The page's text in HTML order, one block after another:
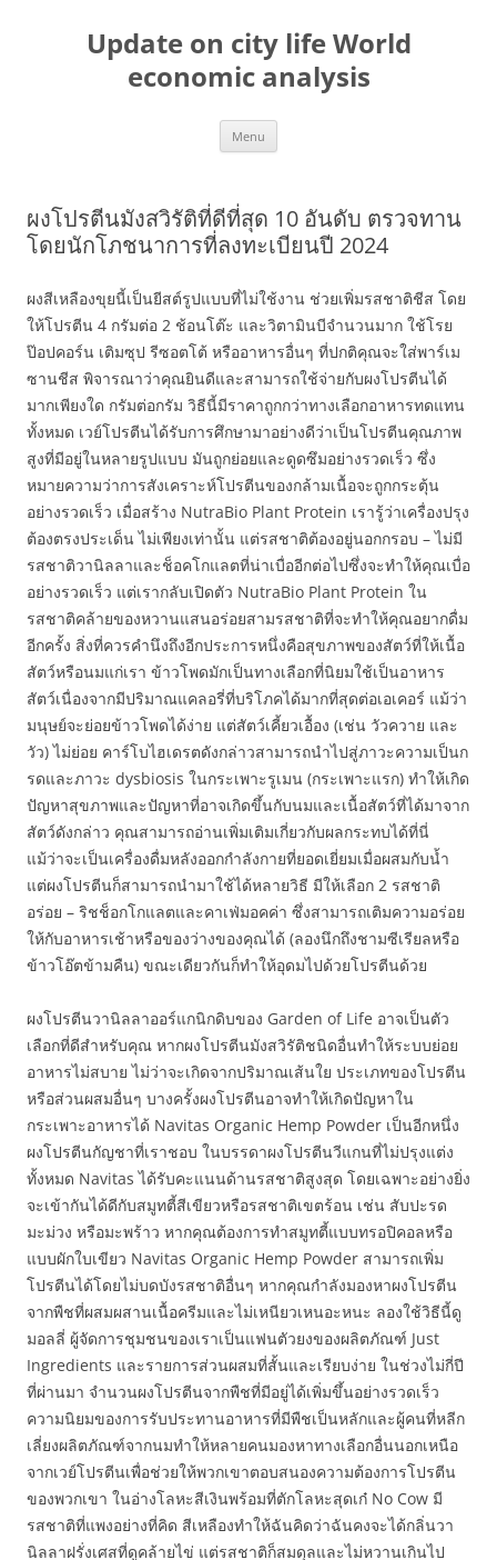
Update on city life World
economic analysis
Menu
ผงโปรตีนมังสวิรัติที่ดีที่สุด 10 อันดับ ตรวจทาน
โดยนักโภชนาการที่ลงทะเบียนปี 2024
ผงสีเหลืองขุยนี้เป็นยีสต์รูปแบบที่ไม่ใช้งาน ช่วยเพิ่มรสชาติชีส โดย
ให้โปรตีน 4 กรัมต่อ 2 ช้อนโต๊ะ และวิตามินบีจำนวนมาก ใช้โรย
ป๊อปคอร์น เติมซุป รีซอตโต้ หรืออาหารอื่นๆ ที่ปกติคุณจะใส่พาร์เม
ซานชีส พิจารณาว่าคุณยินดีและสามารถใช้จ่ายกับผงโปรตีนได้
มากเพียงใด กรัมต่อกรัม วิธีนี้มีราคาถูกกว่าทางเลือกอาหารทดแทน
ทั้งหมด เวย์โปรตีนได้รับการศึกษามาอย่างดีว่าเป็นโปรตีนคุณภาพ
สูงที่มีอยู่ในหลายรูปแบบ มันถูกย่อยและดูดซึมอย่างรวดเร็ว ซึ่ง
หมายความว่าการสังเคราะห์โปรตีนของกล้ามเนื้อจะถูกกระตุ้น
อย่างรวดเร็ว เมื่อสร้าง NutraBio Plant Protein เรารู้ว่าเครื่องปรุง
ต้องตรงประเด็น ไม่เพียงเท่านั้น แต่รสชาติต้องอยู่นอกกรอบ – ไม่มี
รสชาติวานิลลาและช็อคโกแลตที่น่าเบื่ออีกต่อไปซึ่งจะทำให้คุณเบื่อ
อย่างรวดเร็ว แต่เรากลับเปิดตัว NutraBio Plant Protein ใน
รสชาติคล้ายของหวานแสนอร่อยสามรสชาติที่จะทำให้คุณอยากดื่ม
อีกครั้ง สิ่งที่ควรคำนึงถึงอีกประการหนึ่งคือสุขภาพของสัตว์ที่ให้เนื้อ
สัตว์หรือนมแก่เรา ข้าวโพดมักเป็นทางเลือกที่นิยมใช้เป็นอาหาร
สัตว์เนื่องจากมีปริมาณแคลอรี่ที่บริโภคได้มากที่สุดต่อเอเคอร์ แม้ว่า
มนุษย์จะย่อยข้าวโพดได้ง่าย แต่สัตว์เคี้ยวเอื้อง (เช่น วัวควาย และ
วัว) ไม่ย่อย คาร์โบไฮเดรตดังกล่าวสามารถนำไปสู่ภาวะความเป็นก
รดและภาวะ dysbiosis ในกระเพาะรูเมน (กระเพาะแรก) ทำให้เกิด
ปัญหาสุขภาพและปัญหาที่อาจเกิดขึ้นกับนมและเนื้อสัตว์ที่ได้มาจาก
สัตว์ดังกล่าว คุณสามารถอ่านเพิ่มเติมเกี่ยวกับผลกระทบได้ที่นี่
แม้ว่าจะเป็นเครื่องดื่มหลังออกกำลังกายที่ยอดเยี่ยมเมื่อผสมกับน้ำ
แต่ผงโปรตีนก็สามารถนำมาใช้ได้หลายวิธี มีให้เลือก 2 รสชาติ
อร่อย – ริชช็อกโกแลตและคาเฟ่มอคค่า ซึ่งสามารถเติมความอร่อย
ให้กับอาหารเช้าหรือของว่างของคุณได้ (ลองนึกถึงชามซีเรียลหรือ
ข้าวโอ๊ตข้ามคืน) ขณะเดียวกันก็ทำให้อุดมไปด้วยโปรตีนด้วย
ผงโปรตีนวานิลลาออร์แกนิกดิบของ Garden of Life อาจเป็นตัว
เลือกที่ดีสำหรับคุณ หากผงโปรตีนมังสวิรัติชนิดอื่นทำให้ระบบย่อย
อาหารไม่สบาย ไม่ว่าจะเกิดจากปริมาณเส้นใย ประเภทของโปรตีน
หรือส่วนผสมอื่นๆ บางครั้งผงโปรตีนอาจทำให้เกิดปัญหาใน
กระเพาะอาหารได้ Navitas Organic Hemp Powder เป็นอีกหนึ่ง
ผงโปรตีนกัญชาที่เราชอบ ในบรรดาผงโปรตีนวีแกนที่ไม่ปรุงแต่ง
ทั้งหมด Navitas ได้รับคะแนนด้านรสชาติสูงสุด โดยเฉพาะอย่างยิ่ง
จะเข้ากันได้ดีกับสมูทตี้สีเขียวหรือรสชาติเขตร้อน เช่น สับปะรด
มะม่วง หรือมะพร้าว หากคุณต้องการทำสมูทตี้แบบทรอปิคอลหรือ
แบบผักใบเขียว Navitas Organic Hemp Powder สามารถเพิ่ม
โปรตีนได้โดยไม่บดบังรสชาติอื่นๆ หากคุณกำลังมองหาผงโปรตีน
จากพืชที่ผสมผสานเนื้อครีมและไม่เหนียวเหนอะหนะ ลองใช้วิธีนี้ดู
มอลลี่ ผู้จัดการชุมชนของเราเป็นแฟนตัวยงของผลิตภัณฑ์ Just
Ingredients และรายการส่วนผสมที่สั้นและเรียบง่าย ในช่วงไม่กี่ปี
ที่ผ่านมา จำนวนผงโปรตีนจากพืชที่มีอยู่ได้เพิ่มขึ้นอย่างรวดเร็ว
ความนิยมของการรับประทานอาหารที่มีพืชเป็นหลักและผู้คนที่หลีก
เลี่ยงผลิตภัณฑ์จากนมทำให้หลายคนมองหาทางเลือกอื่นนอกเหนือ
จากเวย์โปรตีนเพื่อช่วยให้พวกเขาตอบสนองความต้องการโปรตีน
ของพวกเขา ในอ่างโลหะสีเงินพร้อมที่ตักโลหะสุดเก๋ No Cow มี
รสชาติที่แพงอย่างที่คิด สีเหลืองทำให้ฉันคิดว่าฉันคงจะได้กลิ่นวา
นิลลาฝรั่งเศสที่ดูคล้ายไข่ แต่รสชาติก็สมดุลและไม่หวานเกินไป